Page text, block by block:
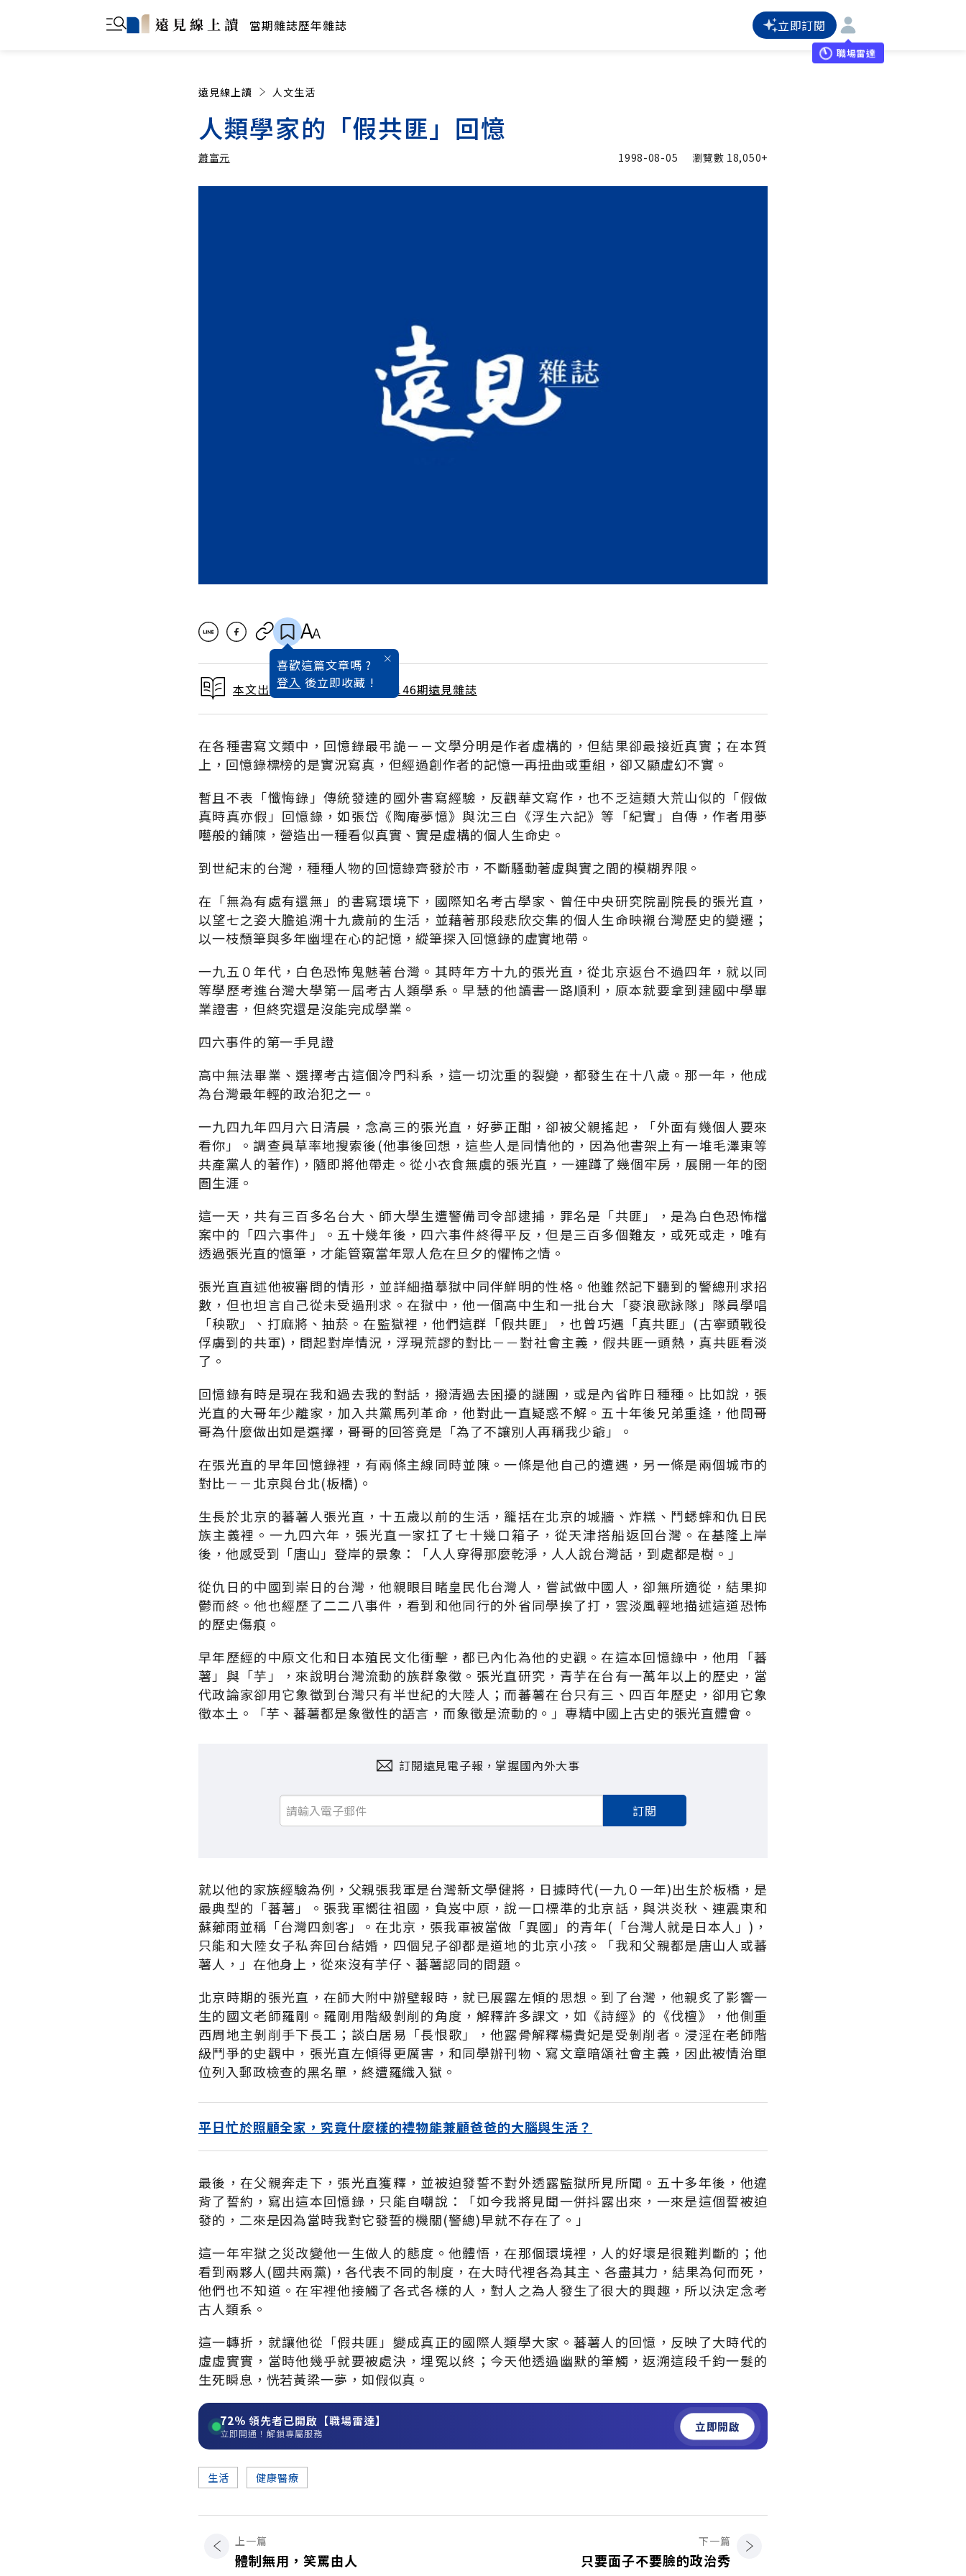
當期雜誌歷年雜誌 立即訂閱
職場雷達
遠見線上讀 人文生活
人類學家的「假共匪」回憶
蕭富元 1998-08-05 瀏覽數 18,050+
喜歡這篇文章嗎 ?
登入 後立即收藏 !
本文出自 1998 / 8月號雜誌 第146期遠見雜誌
在各種書寫文類中，回憶錄最弔詭－－文學分明是作者虛構的，但結果卻最接近真實；在本質
上，回憶錄標榜的是實況寫真，但經過創作者的記憶一再扭曲或重組，卻又顯虛幻不實。
暫且不表「懺悔錄」傳統發達的國外書寫經驗，反觀華文寫作，也不乏這類大荒山似的「假做
真時真亦假」回憶錄，如張岱《陶庵夢憶》與沈三白《浮生六記》等「紀實」自傳，作者用夢
囈般的鋪陳，營造出一種看似真實、實是虛構的個人生命史。
到世紀末的台灣，種種人物的回憶錄齊發於市，不斷騷動著虛與實之間的模糊界限。
在「無為有處有還無」的書寫環境下，國際知名考古學家、曾任中央研究院副院長的張光直，
以望七之姿大膽追溯十九歲前的生活，並藉著那段悲欣交集的個人生命映襯台灣歷史的變遷；
以一枝頹筆與多年幽埋在心的記憶，縱筆探入回憶錄的虛實地帶。
一九五０年代，白色恐怖鬼魅著台灣。其時年方十九的張光直，從北京返台不過四年，就以同
等學歷考進台灣大學第一屆考古人類學系。早慧的他讀書一路順利，原本就要拿到建國中學畢
業證書，但終究還是沒能完成學業。
四六事件的第一手見證
高中無法畢業、選擇考古這個冷門科系，這一切沈重的裂變，都發生在十八歲。那一年，他成
為台灣最年輕的政治犯之一。
一九四九年四月六日清晨，念高三的張光直，好夢正酣，卻被父親搖起，「外面有幾個人要來
看你」。調查員草率地搜索後(他事後回想，這些人是同情他的，因為他書架上有一堆毛澤東等
共產黨人的著作)，隨即將他帶走。從小衣食無虞的張光直，一連蹲了幾個牢房，展開一年的囹
圄生涯。
這一天，共有三百多名台大、師大學生遭警備司令部逮捕，罪名是「共匪」，是為白色恐怖檔
案中的「四六事件」。五十幾年後，四六事件終得平反，但是三百多個難友，或死或走，唯有
透過張光直的憶筆，才能管窺當年眾人危在旦夕的懼怖之情。
張光直直述他被審問的情形，並詳細描摹獄中同伴鮮明的性格。他雖然記下聽到的警總刑求招
數，但也坦言自己從未受過刑求。在獄中，他一個高中生和一批台大「麥浪歌詠隊」隊員學唱
「秧歌」、打麻將、抽菸。在監獄裡，他們這群「假共匪」，也曾巧遇「真共匪」(古寧頭戰役
俘虜到的共軍)，問起對岸情況，浮現荒謬的對比－－對社會主義，假共匪一頭熱，真共匪看淡
了。
回憶錄有時是現在我和過去我的對話，撥清過去困擾的謎團，或是內省昨日種種。比如說，張
光直的大哥年少離家，加入共黨馬列革命，他對此一直疑惑不解。五十年後兄弟重逢，他問哥
哥為什麼做出如是選擇，哥哥的回答竟是「為了不讓別人再稱我少爺」。
在張光直的早年回憶錄裡，有兩條主線同時並陳。一條是他自己的遭遇，另一條是兩個城市的
對比－－北京與台北(板橋)。
生長於北京的蕃薯人張光直，十五歲以前的生活，籠括在北京的城牆、炸糕、鬥蟋蟀和仇日民
族主義裡。一九四六年，張光直一家扛了七十幾口箱子，從天津搭船返回台灣。在基隆上岸
後，他感受到「唐山」登岸的景象：「人人穿得那麼乾淨，人人說台灣話，到處都是樹。」
從仇日的中國到崇日的台灣，他親眼目睹皇民化台灣人，嘗試做中國人，卻無所適從，結果抑
鬱而終。他也經歷了二二八事件，看到和他同行的外省同學挨了打，雲淡風輕地描述這道恐怖
的歷史傷痕。
早年歷經的中原文化和日本殖民文化衝擊，都已內化為他的史觀。在這本回憶錄中，他用「蕃
薯」與「芋」，來說明台灣流動的族群象徵。張光直研究，青芋在台有一萬年以上的歷史，當
代政論家卻用它象徵到台灣只有半世紀的大陸人；而蕃薯在台只有三、四百年歷史，卻用它象
徵本土。「芋、蕃薯都是象徵性的語言，而象徵是流動的。」專精中國上古史的張光直體會。
訂閱遠見電子報，掌握國內外大事
訂閱
就以他的家族經驗為例，父親張我軍是台灣新文學健將，日據時代(一九０一年)出生於板橋，是
最典型的「蕃薯」。張我軍嚮往祖國，負岌中原，說一口標準的北京話，與洪炎秋、連震東和
蘇薌雨並稱「台灣四劍客」。在北京，張我軍被當做「異國」的青年(「台灣人就是日本人」)，
只能和大陸女子私奔回台結婚，四個兒子卻都是道地的北京小孩。「我和父親都是唐山人或蕃
薯人，」在他身上，從來沒有芋仔、蕃薯認同的問題。
北京時期的張光直，在師大附中辦壁報時，就已展露左傾的思想。到了台灣，他親炙了影響一
生的國文老師羅剛。羅剛用階級剝削的角度，解釋許多課文，如《詩經》的《伐檀》，他側重
西周地主剝削手下長工；談白居易「長恨歌」，他露骨解釋楊貴妃是受剝削者。浸淫在老師階
級鬥爭的史觀中，張光直左傾得更厲害，和同學辦刊物、寫文章暗頌社會主義，因此被情治單
位列入郵政檢查的黑名單，終遭羅織入獄。
平日忙於照顧全家，究竟什麼樣的禮物能兼顧爸爸的大腦與生活？
最後，在父親奔走下，張光直獲釋，並被迫發誓不對外透露監獄所見所聞。五十多年後，他違
背了誓約，寫出這本回憶錄，只能自嘲說：「如今我將見聞一併抖露出來，一來是這個誓被迫
發的，二來是因為當時我對它發誓的機關(警總)早就不存在了。」
這一年牢獄之災改變他一生做人的態度。他體悟，在那個環境裡，人的好壞是很難判斷的；他
看到兩夥人(國共兩黨)，各代表不同的制度，在大時代裡各為其主、各盡其力，結果為何而死，
他們也不知道。在牢裡他接觸了各式各樣的人，對人之為人發生了很大的興趣，所以決定念考
古人類系。
這一轉折，就讓他從「假共匪」變成真正的國際人類學大家。蕃薯人的回憶，反映了大時代的
虛虛實實，當時他幾乎就要被處決，埋冤以終；今天他透過幽默的筆觸，返溯這段千鈞一髮的
生死瞬息，恍若黃梁一夢，如假似真。
72% 領先者已開啟【職場雷達】
立即開通！解鎖專屬服務 立即開啟
生活 健康醫療
上一篇
體制無用，笑罵由人
下一篇
只要面子不要臉的政治秀